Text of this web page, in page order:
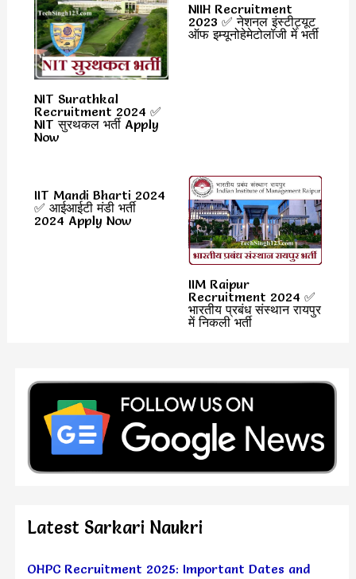
NIT Surathkal
Recruitment 2024 ✅
NIT सुरथकल भर्ती Apply
Now
NIIH Recruitment
2023 ✅ नेशनल इंस्टीट्यूट
ऑफ इम्यूनोहेमेटोलॉजी में भर्ती
IIT Mandi Bharti 2024
✅ आईआईटी मंडी भर्ती
2024 Apply Now
IIM Raipur
Recruitment 2024 ✅
भारतीय प्रबंध संस्थान रायपुर
में निकली भर्ती
Latest Sarkari Naukri
OHPC Recruitment 2025: Important Dates and